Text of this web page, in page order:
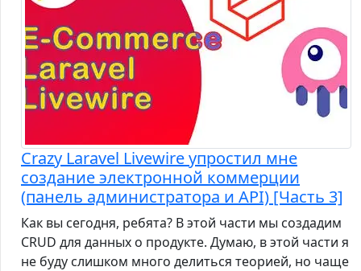
Crazy Laravel Livewire упростил мне
создание электронной коммерции
(панель администратора и API) [Часть 3]
Как вы сегодня, ребята? В этой части мы создадим
CRUD для данных о продукте. Думаю, в этой части я
не буду слишком много делиться теорией, но чаще